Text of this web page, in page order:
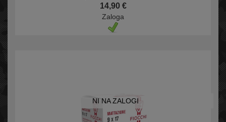
14,90 €
Zaloga
NI NA ZALOGI